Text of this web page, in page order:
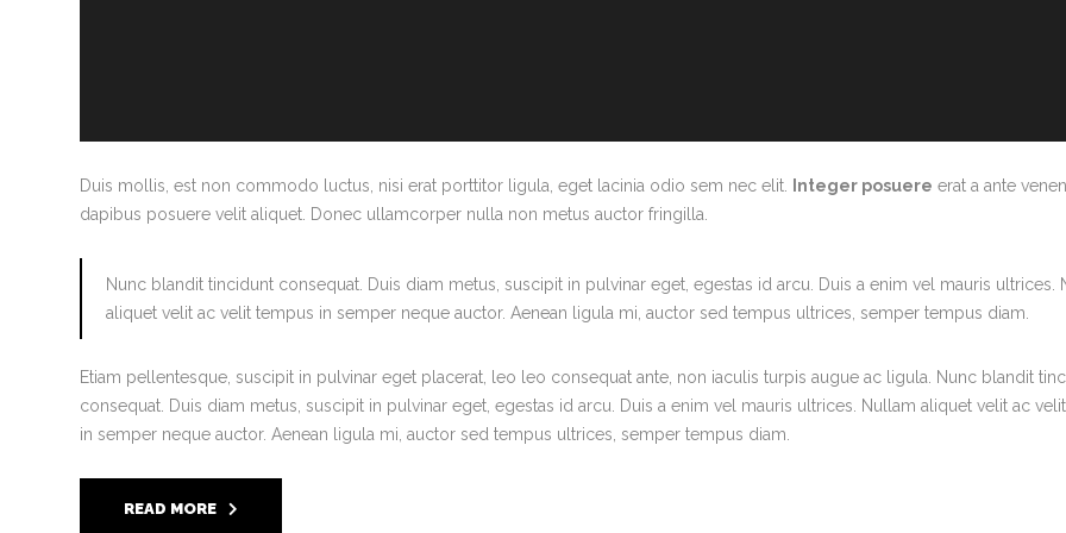
Duis mollis, est non commodo luctus, nisi erat porttitor ligula, eget lacinia odio sem nec elit. Integer posuere erat a ante
dapibus posuere velit aliquet. Donec ullamcorper nulla non metus auctor fringilla.
Nunc blandit tincidunt consequat. Duis diam metus, suscipit in pulvinar eget, egestas id arcu. Duis a enim vel mauris ultrices.
aliquet velit ac velit tempus in semper neque auctor. Aenean ligula mi, auctor sed tempus ultrices, semper tempus diam.
Etiam pellentesque, suscipit in pulvinar eget placerat, leo leo consequat ante, non iaculis turpis augue ac ligula. Nunc blandit
consequat. Duis diam metus, suscipit in pulvinar eget, egestas id arcu. Duis a enim vel mauris ultrices. Nullam aliquet velit ac
in semper neque auctor. Aenean ligula mi, auctor sed tempus ultrices, semper tempus diam.
READ MORE